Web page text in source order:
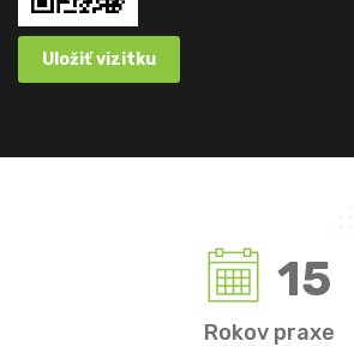
Uložiť vizitku
15
Rokov praxe